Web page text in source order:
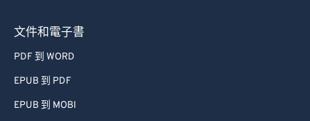
文件和電子書
PDF 到 WORD
EPUB 到 PDF
EPUB 到 MOBI